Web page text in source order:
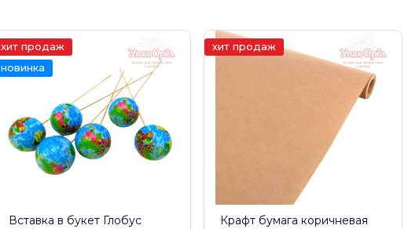
хит продаж
новинка
Вставка в букет Глобус
хит продаж
Крафт бумага коричневая